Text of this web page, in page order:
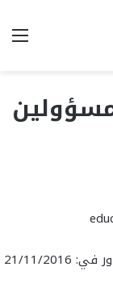
21/11/2016